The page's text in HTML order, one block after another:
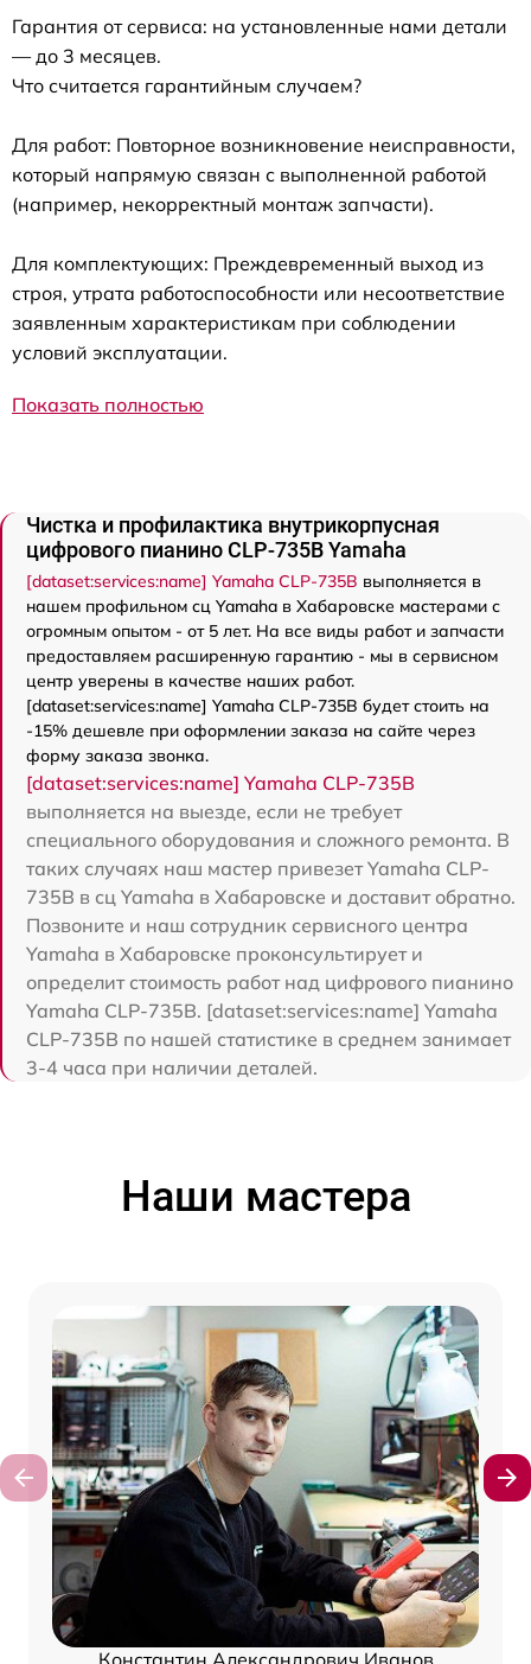
Гарантия от сервиса: на установленные нами детали
— до 3 месяцев.
Что считается гарантийным случаем?
Для работ: Повторное возникновение неисправности,
который напрямую связан с выполненной работой
(например, некорректный монтаж запчасти).
Для комплектующих: Преждевременный выход из
строя, утрата работоспособности или несоответствие
заявленным характеристикам при соблюдении
условий эксплуатации.
Показать полностью
Чистка и профилактика внутрикорпусная
цифрового пианино CLP-735B Yamaha
[dataset:services:name] Yamaha CLP-735B выполняется в
нашем профильном сц Yamaha в Хабаровске мастерами с
огромным опытом - от 5 лет. На все виды работ и запчасти
предоставляем расширенную гарантию - мы в сервисном
центр уверены в качестве наших работ.
[dataset:services:name] Yamaha CLP-735B будет стоить на
-15% дешевле при оформлении заказа на сайте через
форму заказа звонка.
[dataset:services:name] Yamaha CLP-735B
выполняется на выезде, если не требует
специального оборудования и сложного ремонта. В
таких случаях наш мастер привезет Yamaha CLP-
735B в сц Yamaha в Хабаровске и доставит обратно.
Позвоните и наш сотрудник сервисного центра
Yamaha в Хабаровске проконсультирует и
определит стоимость работ над цифрового пианино
Yamaha CLP-735B. [dataset:services:name] Yamaha
CLP-735B по нашей статистике в среднем занимает
3-4 часа при наличии деталей.
Наши мастера